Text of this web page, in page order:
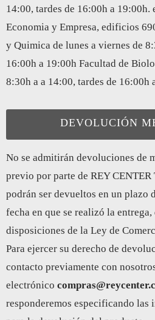
14:00, tardes de 16:00h a 19:00h.
Economia y Empresa, edificios
y Quimica de lunes a viernes de
16:00h a 19:00h Facultad de
8:30h a a 14:00, tardes de 16:00h
DEVOLUCIÓN
No se admitirán devoluciones de
previo por parte de REY CENTER
podrán ser devueltos en un plazo
fecha en que se realizó la
disposiciones de la Ley de
Para ejercer su derecho de
contacto previamente con
electrónico
responderemos especificando las